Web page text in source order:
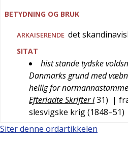
BETYDNING OG BRUK
ARKAISERENDE det
SITAT
hist stande tydske
Danmarks grund med
hellig for
Efterladte Skrifter I31) |
slesvigske krig (1848–51)
Siter denne ordartikkelen